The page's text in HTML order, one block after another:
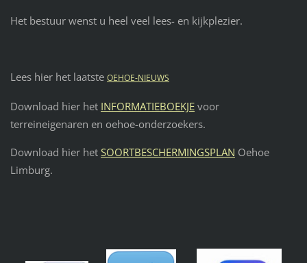
Het bestuur wenst u heel veel lees- en kijkplezier.
Lees hier het laatste OEHOE-NIEUWS
Download hier het INFORMATIEBOEKJEvoor
terreineigenaren en oehoe-onderzoekers.
Download hier het SOORTBESCHERMINGSPLAN Oehoe
Limburg.